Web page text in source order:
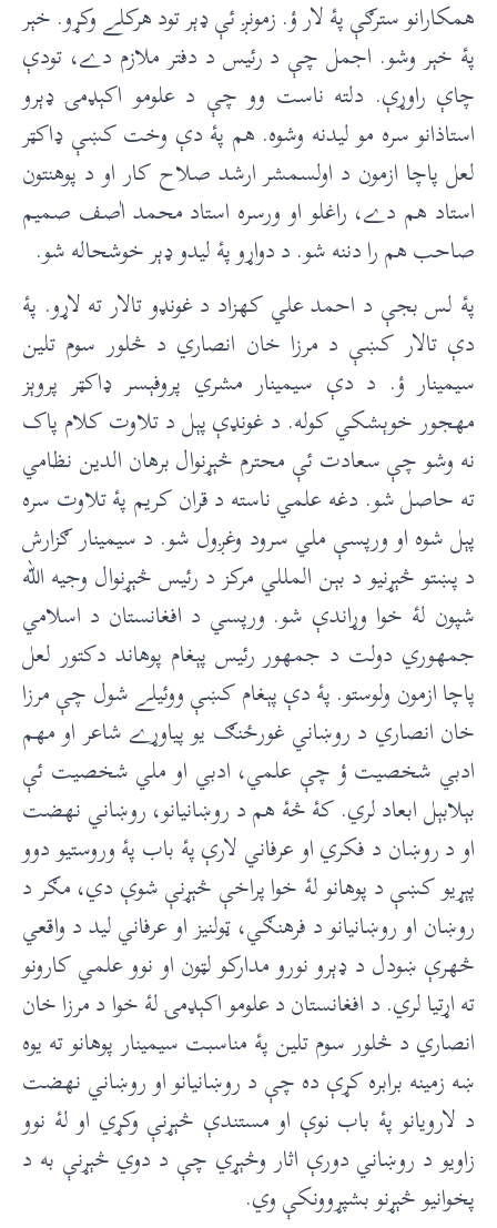
همکارانو سترګې پۀ لار ؤ. زمونږ ئې ډېر تود هرکلے وکړو. خېر
پۀ خېر وشو. اجمل چې د رئيس د دفتر ملازم دے، تودې
چاې راوړې. دلته ناست وو چې د علومو اکېډمۍ ډېرو
استاذانو سره مو ليدنه وشوه. هم پۀ دې وخت کښې ډاکټر
لعل پاچا ازمون د اولسمشر ارشد صلاح کار او د پوهنتون
استاد هم دے، راغلو او ورسره استاد محمد اٰصف صميم
صاحب هم را دننه شو. د دواړو پۀ ليدو ډېر خوشحاله شو.
پۀ لس بجې د احمد علي کهزاد د غونډو تالار ته لاړو. پۀ
دې تالار کښې د مرزا خان انصاري د څلور سوم تلين
سيمينار ؤ. د دې سيمينار مشري پروفېسر ډاکټر پروېز
مهجور خوېشکي کوله. د غونډې پېل د تلاوت کلام پاک
نه وشو چې سعادت ئې محترم څېړنوال برهان الدين نظامي
ته حاصل شو. دغه علمي ناسته د قران کريم پۀ تلاوت سره
پېل شوه او ورپسې ملي سرود وغږول شو. د سيمينار ګزارش
د پښتو څېړنیو د بېن المللي مرکز د رئيس څېړنوال وجيه الله
شپون لۀ خوا وړاندې شو. ورپسي د افغانستان د اسلامي
جمهوري دولت د جمهور رئیس پېغام پوهاند دکتور لعل
پاچا ازمون ولوستو. پۀ دې پېغام کښې ووئيلے شول چې مرزا
خان انصاري د روښاني غورځنګ يو پياوړے شاعر او مهم
ادبي شخصيت ؤ چې علمي، ادبي او ملي شخصيت ئې
بېلابېل ابعاد لري. کۀ څۀ هم د روښانیانو، روښاني نهضت
او د روښان د فکري او عرفاني لارې پۀ باب پۀ وروستیو دوو
پېړیو کښې د پوهانو لۀ خوا پراخې څېړنې شوې دي، مګر د
روښان او روښانیانو د فرهنګي، ټولنیز او عرفاني لید د واقعي
څهرې ښودل د ډېرو نورو مدارکو لټون او نوو علمي کارونو
ته اړتیا لري. د افغانستان د علومو اکېډمۍ لۀ خوا د مرزا خان
انصاري د څلور سوم تلين پۀ مناسبت سيمينار پوهانو ته يوه
ښه زمينه برابره کړې ده چې د روښانيانو او روښاني نهضت
د لارويانو پۀ باب نوې او مستندې څېړنې وکړي او لۀ نوو
زاويو د روښاني دورې اثار وڅېړي چې د دوي څېړنې به د
پخوانيو څېړنو بشپړوونکې وي.